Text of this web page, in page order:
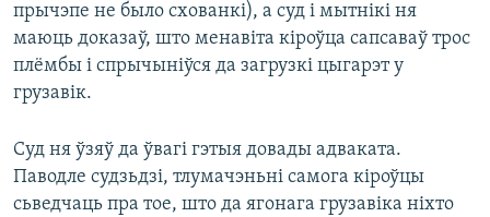
прычэпе не было схованкі), а суд і мытнікі ня
маюць доказаў, што менавіта кіроўца сапсаваў трос
плёмбы і спрычыніўся да загрузкі цыгарэт у
грузавік.
Суд ня ўзяў да ўвагі гэтыя довады адваката.
Паводле судзьдзі, тлумачэньні самога кіроўцы
сьведчаць пра тое, што да ягонага грузавіка ніхто